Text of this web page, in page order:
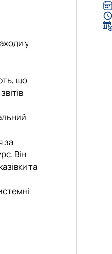
у
що
за
Він
та